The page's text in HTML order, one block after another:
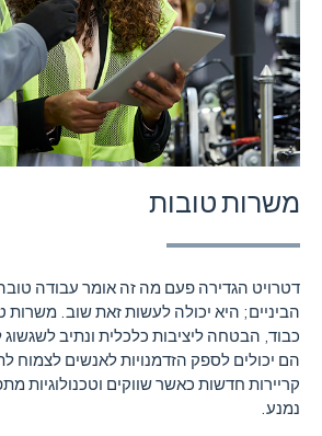
משרות טובות
דטרויט הגדירה פעם מה זה אומר עבודה
הביניים; היא יכולה לעשות זאת שוב. משרות
כבוד, הבטחה ליציבות כלכלית ונתיב לשגשוג
הם יכולים לספק הזדמנויות לאנשים לצמוח
קריירות חדשות כאשר שווקים וטכנולוגיות
נמנע.